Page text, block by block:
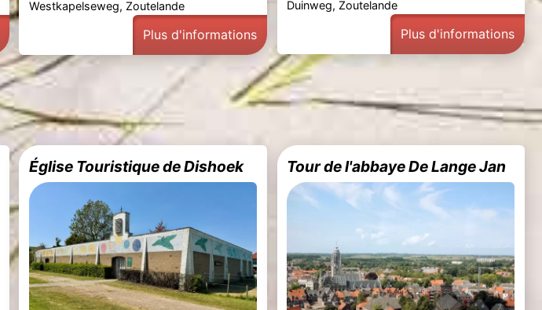
Westkapelseweg, Zoutelande
Plus d'informations
Duinweg, Zoutelande
Plus d'informations
Église Touristique de Dishoek Tour de l'abbaye De Lange Jan